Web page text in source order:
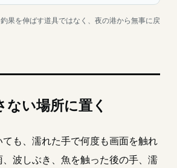
果を伸ばす道具ではなく、夜の港から無事に戻
い場所に置く
も、濡れた手で何度も画面を触れ
波しぶき、魚を触った後の手、濡